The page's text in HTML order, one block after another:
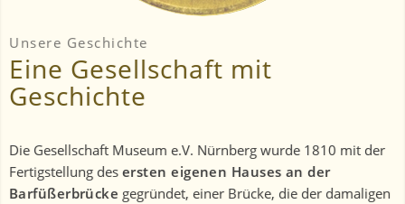
Unsere Geschichte
Eine Gesellschaft mit
Geschichte
Die Gesellschaft Museum e.V. Nürnberg wurde 1810 mit der
Fertigstellung des ersten eigenen Hauses an der
Barfüßerbrücke gegründet, einer Brücke, die der damaligen